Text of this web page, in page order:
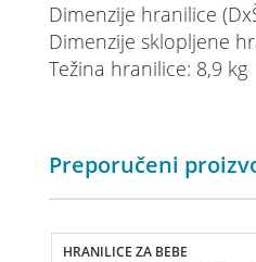
Dimenzije hranilice
Dimenzije sklopljene
Težina hranilice: 8,9 kg
Preporučeni
HRANILICE ZA BEBE